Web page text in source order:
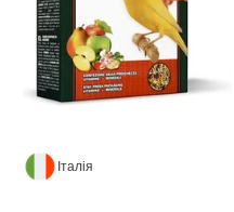
Італія